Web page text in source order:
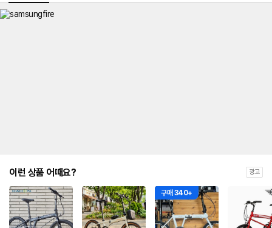
이런 상품 어때요? 광고
구매 340+